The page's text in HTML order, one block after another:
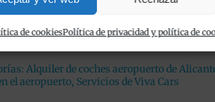
de cookiesPolítica de privacidad y política de
Alquiler de coches aeropuerto de
el aeropuerto, Servicios de Viva Cars